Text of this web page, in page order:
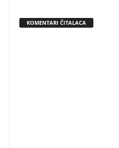
KOMENTARI ČITALACA